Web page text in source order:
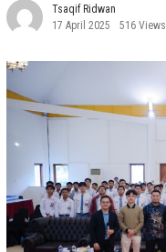
Tsaqif Ridwan
17 April 2025
516 Views